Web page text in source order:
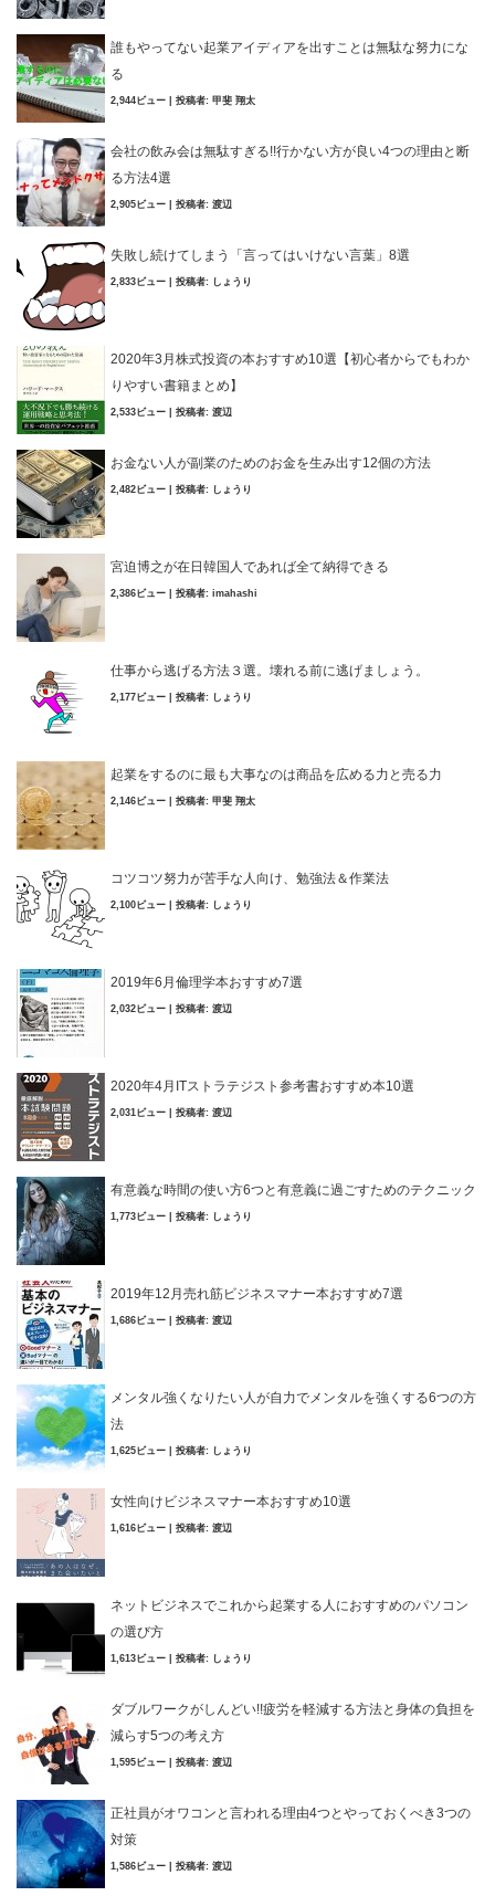
誰もやってない起業アイディアを出すことは無駄な努力にな
る
2,944ビュー 投稿者: 甲斐 翔太
会社の飲み会は無駄すぎる!!行かない方が良い4つの理由と断
る方法4選
2,905ビュー 投稿者: 渡辺
失敗し続けてしまう「言ってはいけない言葉」8選
2,833ビュー 投稿者: しょうり
2020年3月株式投資の本おすすめ10選【初心者からでもわか
りやすい書籍まとめ】
2,533ビュー 投稿者: 渡辺
お金ない人が副業のためのお金を生み出す12個の方法
2,482ビュー 投稿者: しょうり
宮迫博之が在日韓国人であれば全て納得できる
2,386ビュー 投稿者: imahashi
仕事から逃げる方法３選。壊れる前に逃げましょう。
2,177ビュー 投稿者: しょうり
起業をするのに最も大事なのは商品を広める力と売る力
2,146ビュー 投稿者: 甲斐 翔太
コツコツ努力が苦手な人向け、勉強法＆作業法
2,100ビュー 投稿者: しょうり
2019年6月倫理学本おすすめ7選
2,032ビュー 投稿者: 渡辺
2020年4月ITストラテジスト参考書おすすめ本10選
2,031ビュー 投稿者: 渡辺
有意義な時間の使い方6つと有意義に過ごすためのテクニック
1,773ビュー 投稿者: しょうり
2019年12月売れ筋ビジネスマナー本おすすめ7選
1,686ビュー 投稿者: 渡辺
メンタル強くなりたい人が自力でメンタルを強くする6つの方
法
1,625ビュー 投稿者: しょうり
女性向けビジネスマナー本おすすめ10選
1,616ビュー 投稿者: 渡辺
ネットビジネスでこれから起業する人におすすめのパソコン
の選び方
1,613ビュー 投稿者: しょうり
ダブルワークがしんどい!!疲労を軽減する方法と身体の負担を
減らす5つの考え方
1,595ビュー 投稿者: 渡辺
正社員がオワコンと言われる理由4つとやっておくべき3つの
対策
1,586ビュー 投稿者: 渡辺